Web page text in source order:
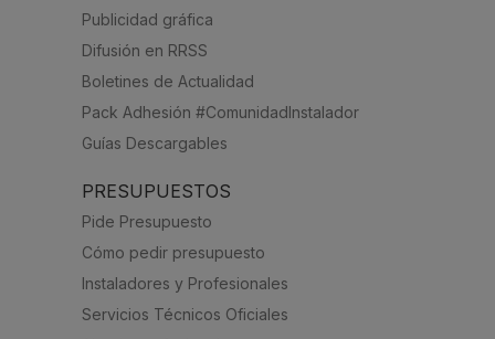
Publicidad gráfica
Difusión en RRSS
Boletines de Actualidad
Pack Adhesión #ComunidadInstalador
Guías Descargables
PRESUPUESTOS
Pide Presupuesto
Cómo pedir presupuesto
Instaladores y Profesionales
Servicios Técnicos Oficiales